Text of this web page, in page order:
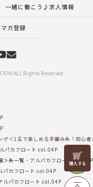
リリヤン
フェア
一緒に働こう♪求人情報
ガ登録
ALL Rights Reserved
グ＜1玉で楽しめる手編み糸！初心
パカフロート col.04P
＞糸一覧
アルパカフロート col.04P
パカフロート col.04P
ルパカフロート col.04P